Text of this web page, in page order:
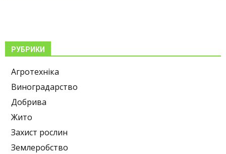
РУБРИКИ
Агротехніка
Виноградарство
Добрива
Жито
Захист рослин
Землеробство